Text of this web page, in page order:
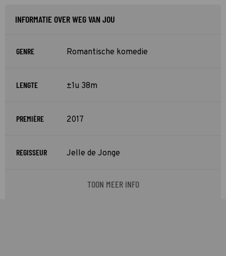
INFORMATIE OVER WEG VAN JOU
GENRE Romantische komedie
LENGTE ±1u 38m
PREMIÈRE 2017
REGISSEUR Jelle de Jonge
TOON MEER INFO